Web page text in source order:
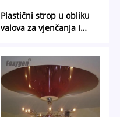
Plastični strop u obliku
valova za vjenčanja i
od staklenog vlakna